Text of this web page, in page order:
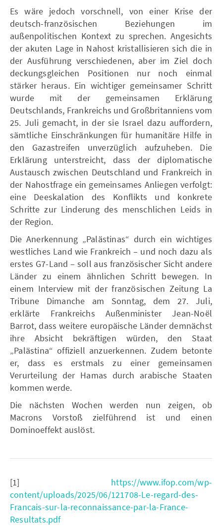
Es wäre jedoch vorschnell, von einer Krise der
deutsch-französischen Beziehungen im
außenpolitischen Kontext zu sprechen. Angesichts
der akuten Lage in Nahost kristallisieren sich die in
der Ausführung verschiedenen, aber im Ziel doch
deckungsgleichen Positionen nur noch einmal
stärker heraus. Ein wichtiger gemeinsamer Schritt
wurde mit der gemeinsamen Erklärung
Deutschlands, Frankreichs und Großbritanniens vom
25. Juli gemacht, in der sie Israel dazu auffordern,
sämtliche Einschränkungen für humanitäre Hilfe in
den Gazastreifen unverzüglich aufzuheben. Die
Erklärung unterstreicht, dass der diplomatische
Austausch zwischen Deutschland und Frankreich in
der Nahostfrage ein gemeinsames Anliegen verfolgt:
eine Deeskalation des Konflikts und konkrete
Schritte zur Linderung des menschlichen Leids in
der Region.
Die Anerkennung „Palästinas“ durch ein wichtiges
westliches Land wie Frankreich – und noch dazu als
erstes G7-Land – soll aus französischer Sicht andere
Länder zu einem ähnlichen Schritt bewegen. In
einem Interview mit der französischen Zeitung La
Tribune Dimanche am Sonntag, dem 27. Juli,
erklärte Frankreichs Außenminister Jean-Noël
Barrot, dass weitere europäische Länder demnächst
ihre Absicht bekräftigen würden, den Staat
„Palästina“ offiziell anzuerkennen. Zudem betonte
er, dass es erstmals zu einer gemeinsamen
Verurteilung der Hamas durch arabische Staaten
kommen werde.
Die nächsten Wochen werden nun zeigen, ob
Macrons Vorstoß zielführend ist und einen
Dominoeffekt auslöst.
[1] https://www.ifop.com/wp-
content/uploads/2025/06/121708-Le-regard-des-
Francais-sur-la-reconnaissance-par-la-France-
Resultats.pdf